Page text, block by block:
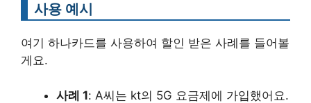
사용 예시
여기 하나카드를 사용하여 할인 받은 사례를 들어볼
게요.
사례 1: A씨는 kt의 5G 요금제에 가입했어요.